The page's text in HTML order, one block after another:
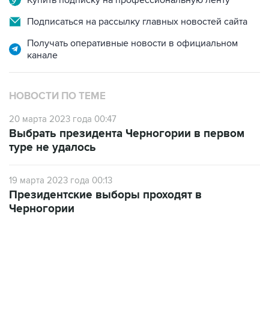
Подписаться на рассылку главных новостей сайта
Получать оперативные новости в официальном
канале
НОВОСТИ ПО ТЕМЕ
20 марта 2023 года 00:47
Выбрать президента Черногории в первом
туре не удалось
19 марта 2023 года 00:13
Президентские выборы проходят в
Черногории